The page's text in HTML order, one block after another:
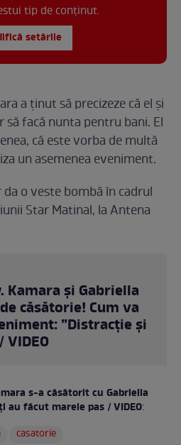
tip de conținut.
setările
a ținut să precizeze că el și
să facă nunta pentru bani. El
că este vorba de multă
un asemenea eveniment.
o veste bombă în cadrul
Star Matinal, la Antena
Kamara și Gabriella
căsătorie! Cum va
”Distracție și
s-a căsătorit cu Gabriella
au făcut marele pas / VIDEO:
casatorie